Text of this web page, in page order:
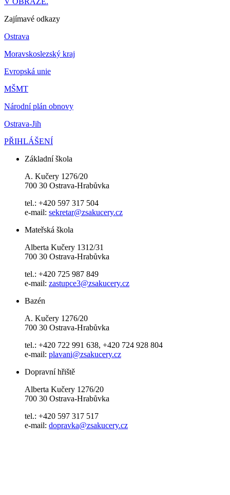
Zajímavé odkazy
Ostrava
Moravskoslezský kraj
Evropská unie
MŠMT
Národní plán obnovy
Ostrava-Jih
PŘIHLÁŠENÍ
Základní škola
A. Kučery 1276/20
700 30 Ostrava-Hrabůvka
tel.: +420 597 317 504
e-mail: sekretar@zsakucery.cz
Mateřská škola
Alberta Kučery 1312/31
700 30 Ostrava-Hrabůvka
tel.: +420 725 987 849
e-mail: zastupce3@zsakucery.cz
Bazén
A. Kučery 1276/20
700 30 Ostrava-Hrabůvka
tel.: +420 722 991 638, +420 724 928 804
e-mail: plavani@zsakucery.cz
Dopravní hřiště
Alberta Kučery 1276/20
700 30 Ostrava-Hrabůvka
tel.: +420 597 317 517
e-mail: dopravka@zsakucery.cz